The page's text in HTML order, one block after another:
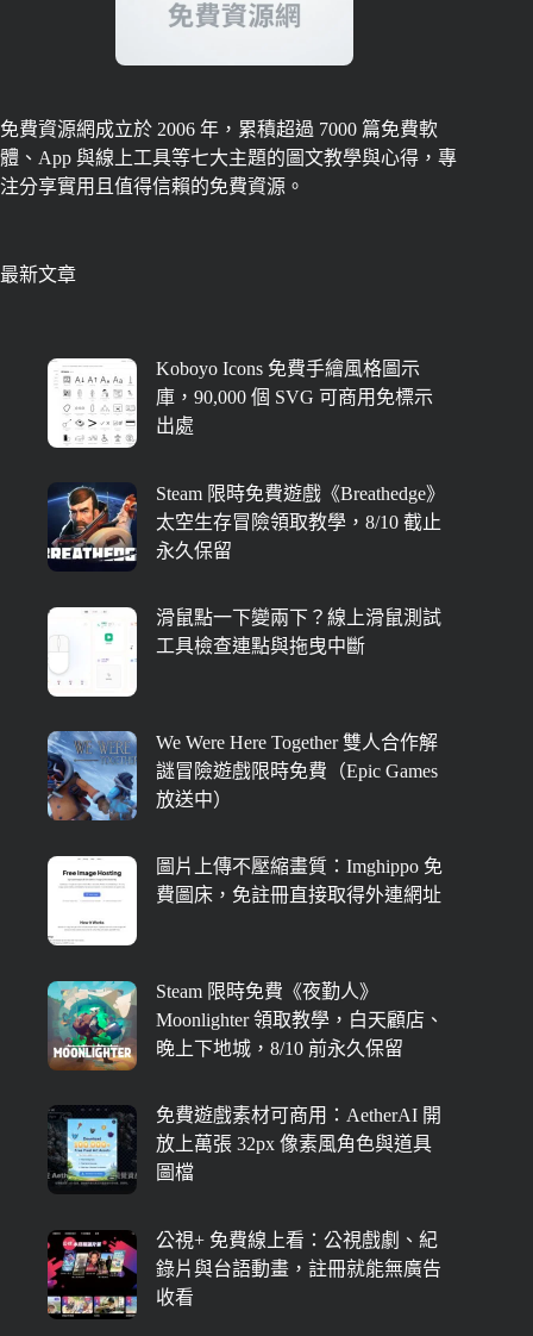
免費資源網成立於 2006 年，累積超過 7000 篇免費軟
體、App 與線上工具等七大主題的圖文教學與心得，專
注分享實用且值得信賴的免費資源。
最新文章
Koboyo Icons 免費手繪風格圖示
庫，90,000 個 SVG 可商用免標示
出處
Steam 限時免費遊戲《Breathedge》
太空生存冒險領取教學，8/10 截止
永久保留
滑鼠點一下變兩下？線上滑鼠測試
工具檢查連點與拖曳中斷
We Were Here Together 雙人合作解
謎冒險遊戲限時免費（Epic Games
放送中）
圖片上傳不壓縮畫質：Imghippo 免
費圖床，免註冊直接取得外連網址
Steam 限時免費《夜勤人》
Moonlighter 領取教學，白天顧店、
晚上下地城，8/10 前永久保留
免費遊戲素材可商用：AetherAI 開
放上萬張 32px 像素風角色與道具
圖檔
公視+ 免費線上看：公視戲劇、紀
錄片與台語動畫，註冊就能無廣告
收看